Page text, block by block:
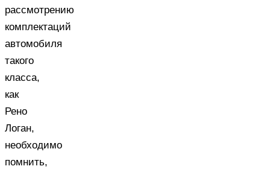
рассмотрению
комплектаций
автомобиля
такого
класса,
как
Рено
Логан,
необходимо
помнить,